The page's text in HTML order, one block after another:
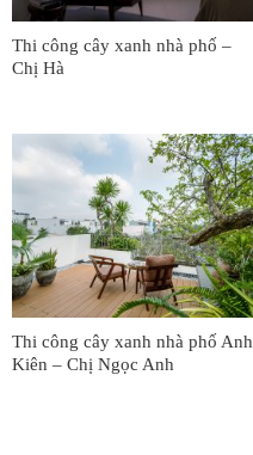
Thi công cây xanh nhà phố –
Chị Hà
Thi công cây xanh nhà phố Anh
Kiên – Chị Ngọc Anh